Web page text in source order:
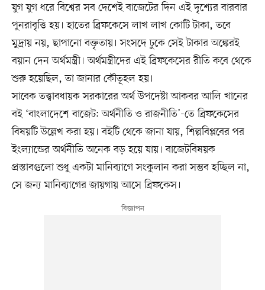
যুগ যুগ ধরে বিশ্বের সব দেশেই বাজেটের দিন এই দৃশ্যের বারবার
পুনরাবৃত্তি হয়। হাতের ব্রিফকেসে লাখ লাখ কোটি টাকা, তবে
মুদ্রায় নয়, ছাপানো বক্তৃতায়। সংসদে ঢুকে সেই টাকার অঙ্কেরই
বয়ান দেন অর্থমন্ত্রী। অর্থমন্ত্রীদের এই ব্রিফকেসের রীতি কবে থেকে
শুরু হয়েছিল, তা জানার কৌতূহল হয়।
সাবেক তত্ত্বাবধায়ক সরকারের অর্থ উপদেষ্টা আকবর আলি খানের
বই ‘বাংলাদেশে বাজেট: অর্থনীতি ও রাজনীতি’-তে ব্রিফকেসের
বিষয়টি উল্লেখ করা হয়। বইটি থেকে জানা যায়, শিল্পবিপ্লবের পর
ইংল্যান্ডের অর্থনীতি অনেক বড় হয়ে যায়। বাজেটবিষয়ক
প্রস্তাবগুলো শুধু একটা মানিব্যাগে সংকুলান করা সম্ভব হচ্ছিল না,
সে জন্য মানিব্যাগের জায়গায় আসে ব্রিফকেস।